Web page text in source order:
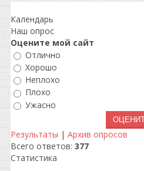
Календарь
Наш опрос
Оцените мой сайт
Отлично
Хорошо
Неплохо
Плохо
Ужасно
Результаты | Архив опросов
Всего ответов: 377
Статистика